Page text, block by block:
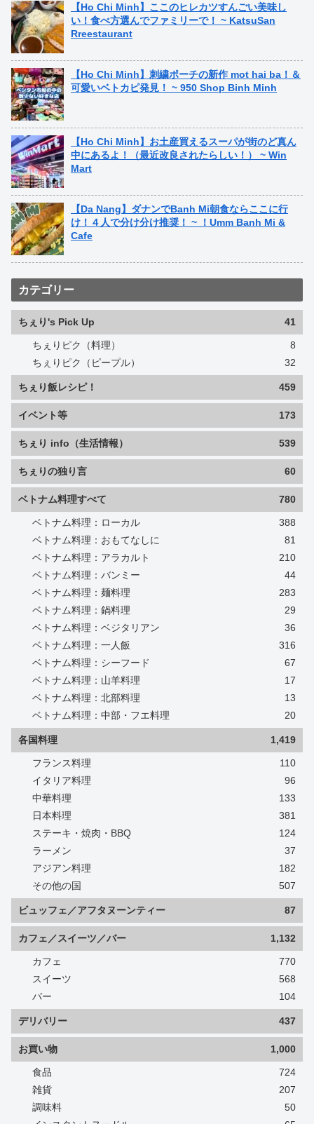
【Ho Chi Minh】ここのヒレカツすんごい美味し
い！食べ方選んでファミリーで！ ~ KatsuSan
Rreestaurant
【Ho Chi Minh】刺繍ポーチの新作 mot hai ba！＆
可愛いベトカピ発見！ ~ 950 Shop Binh Minh
【Ho Chi Minh】お土産買えるスーパが街のど真ん
中にあるよ！（最近改良されたらしい！） ~ Win
Mart
【Da Nang】ダナンでBanh Mi朝食ならここに行
け！４人で分け分け推奨！ ~ ！Umm Banh Mi &
Cafe
カテゴリー
ちぇり's Pick Up 41
ちぇりピク（料理）
8
ちぇりピク（ピープル）
32
ちぇり飯レシピ！ 459
イベント等 173
ちぇり info（生活情報） 539
ちぇりの独り言 60
ベトナム料理すべて 780
ベトナム料理：ローカル
388
ベトナム料理：おもてなしに
81
ベトナム料理：アラカルト
210
ベトナム料理：バンミー
44
ベトナム料理：麺料理
283
ベトナム料理：鍋料理
29
ベトナム料理：ベジタリアン
36
ベトナム料理：一人飯
316
ベトナム料理：シーフード
67
ベトナム料理：山羊料理
17
ベトナム料理：北部料理
13
ベトナム料理：中部・フエ料理
20
各国料理 1,419
フランス料理
110
イタリア料理
96
中華料理
133
日本料理
381
ステーキ・焼肉・BBQ
124
ラーメン
37
アジアン料理
182
その他の国
507
ビュッフェ／アフタヌーンティー 87
カフェ／スイーツ／バー 1,132
カフェ
770
スイーツ
568
バー
104
デリバリー 437
お買い物 1,000
食品
724
雑貨
207
調味料
50